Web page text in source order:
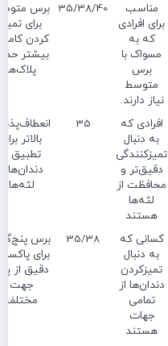
مناسب
برای افرادی
که به
مسواک با
برس
متوسط
نیاز دارند.
35/38/40 برس
برای تمیز
کردن
بیشتر
پلاک‌ها
افرادی که
به دنبال
تمیزکنندگی
دقیق‌تر و
محافظت از
لثه‌ها
هستند
35
بالاتر برای
تطبیق با
دندان‌ها و
لثه‌ها
کسانی که
به دنبال
تمیزکردن
دندان‌ها از
تمامی
جهات
هستند
35/38
برس
برای
دقیق از
جهت
مختلف